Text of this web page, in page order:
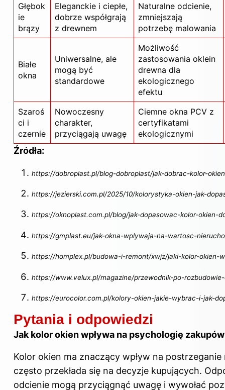
Głębok
ie
brązy
Eleganckie i ciepłe,
dobrze współgrają
z drewnem
Naturalne odcienie,
zmniejszają
potrzebę malowania
Białe
okna
Uniwersalne, ale
mogą być
standardowe
Możliwość
zastosowania oklein
drewna dla
ekologicznego
efektu
Szaroś
ci i
czernie
Nowoczesny
charakter,
przyciągają uwagę
Ciemne okna PCV z
certyfikatami
ekologicznymi
Źródła:
https://dobroplast.pl/blog-dobroplast/jak-dobrac-kolor-
https://jezierski.com.pl/2025/10/kolorystyka-okien-jak-
https://oknoplast.com.pl/blog/jak-dopasowac-kolor-okien-
https://gmplast.eu/jak-okna-wplywaja-na-wartosc-
https://homplex.pl/budowa-i-remont/xwjz/jaki-kolor-okien-
https://www.velux.pl/magazine/przewodnik-po-
https://eurocolor.com.pl/kolory-okien-jakie-wybrac-i-jak-
Pytania i odpowiedzi
Jak kolor okien wpływa na psychologię
Kolor okien ma znaczący wpływ na
często przekłada się na decyzje kupujących.
odcienie mogą przyciągnąć uwagę i wywołać